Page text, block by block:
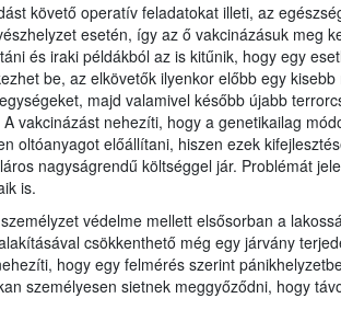
követő operatív feladatokat illeti, az
esetén, így az ő vakcinázásuk meg
és iraki példákból az is kitűnik, hogy egy
be, az elkövetők ilyenkor előbb egy
majd valamivel később újabb
vakcinázást nehezíti, hogy a genetikailag
oltóanyagot előállítani, hiszen ezek
nagyságrendű költséggel jár. Problémát
is.
védelme mellett elsősorban a
csökkenthető még egy járvány
hogy egy felmérés szerint
személyesen sietnek meggyőződni, hogy